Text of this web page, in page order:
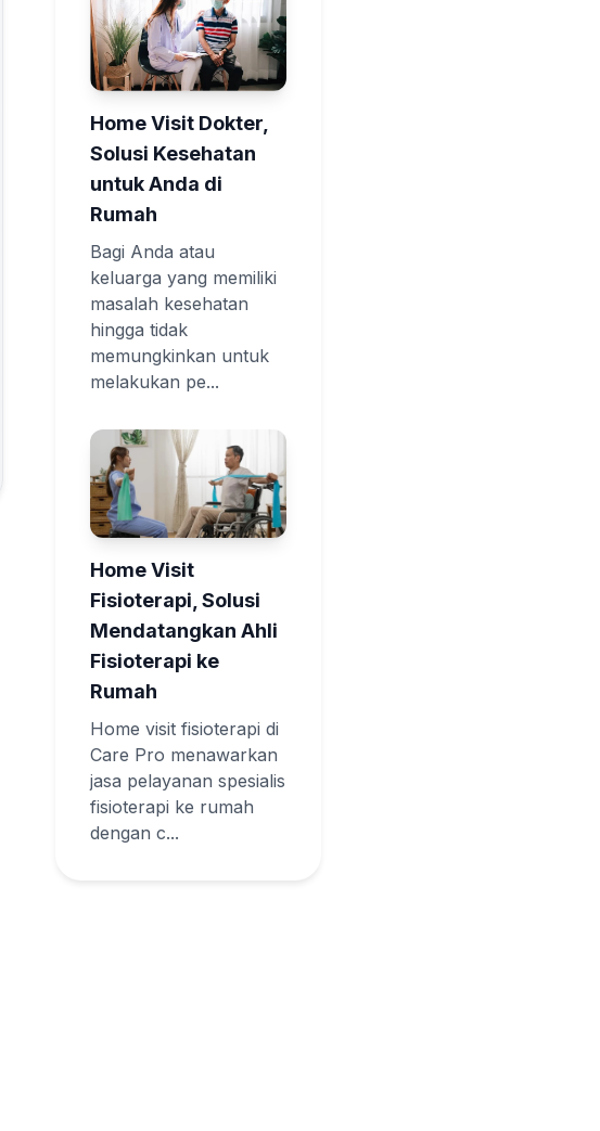
Home Visit Dokter,
Solusi Kesehatan
untuk Anda di
Rumah
Bagi Anda atau
keluarga yang memiliki
masalah kesehatan
hingga tidak
memungkinkan untuk
melakukan pe...
Home Visit
Fisioterapi, Solusi
Mendatangkan Ahli
Fisioterapi ke
Rumah
Home visit fisioterapi di
Care Pro menawarkan
jasa pelayanan spesialis
fisioterapi ke rumah
dengan c...